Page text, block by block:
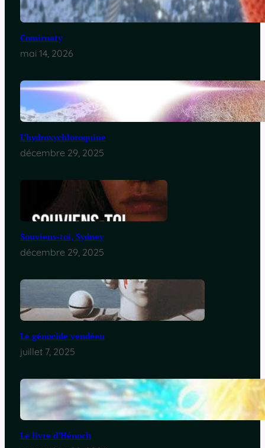
Comirnaty
mai 14, 2026
L’hydroxychloroquine
décembre 29, 2025
Souviens-toi, Sydney
décembre 29, 2025
Le génocide vendéen
juillet 7, 2025
Le livre d’Hénoch